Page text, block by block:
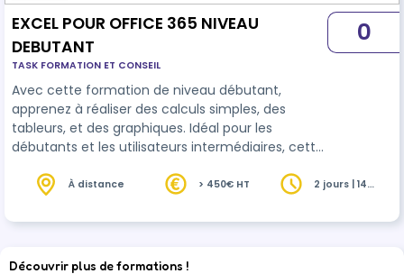
EXCEL POUR OFFICE 365 NIVEAU
DEBUTANT
TASK FORMATION ET CONSEIL
Avec cette formation de niveau débutant,
apprenez à réaliser des calculs simples, des
tableurs, et des graphiques. Idéal pour les
débutants et les utilisateurs intermédiaires, cette
pour tirer le meilleur parti d'Excel dans votre
0
À distance > 450€ HT
2 jours | 14
Découvrir plus de formations !